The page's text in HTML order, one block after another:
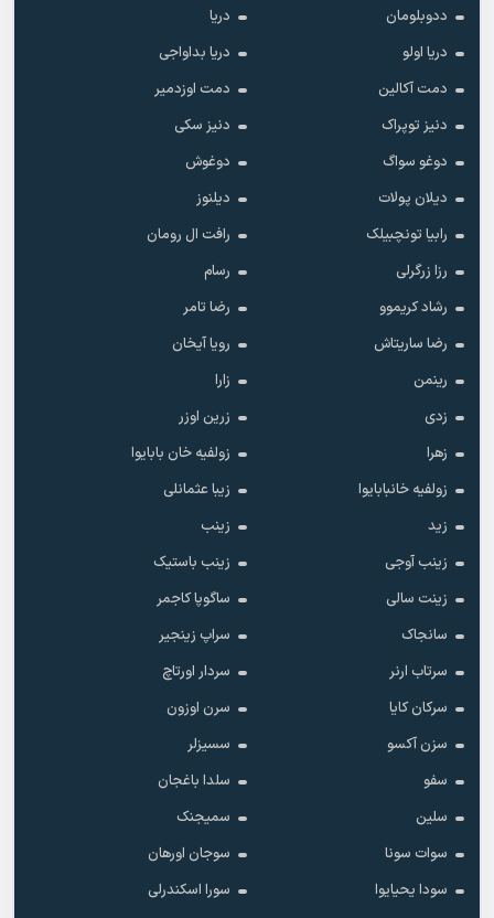
ددوبلومان
دریا
دریا اولو
دریا بداواجی
دمت آکالین
دمت اوزدمیر
دنیز توپراک
دنیز سکی
دوغو سواگ
دوغوش
دیلان پولات
دیلنوز
رابیا تونچبیلک
رافت ال رومان
رزا زرگرلی
رسام
رشاد کریموو
رضا تامر
رضا ساریتاش
رویا آیخان
رینمن
زارا
زدی
زرین اوزر
زهرا
زولفیه خان بابایوا
زولفیه خانبابایوا
زیبا عثمانلی
زید
زینب
زینب آوجی
زینب باستیک
زینت سالی
ساگوپا کاجمر
سانجاک
سراپ زینجیر
سرتاب ارنر
سردار اورتاچ
سرکان کایا
سرن اوزون
سزن آکسو
سسیزلر
سفو
سلدا باغجان
سلین
سمیجنک
سوات سونا
سوجان اورهان
سودا یحیایوا
سورا اسکندرلی